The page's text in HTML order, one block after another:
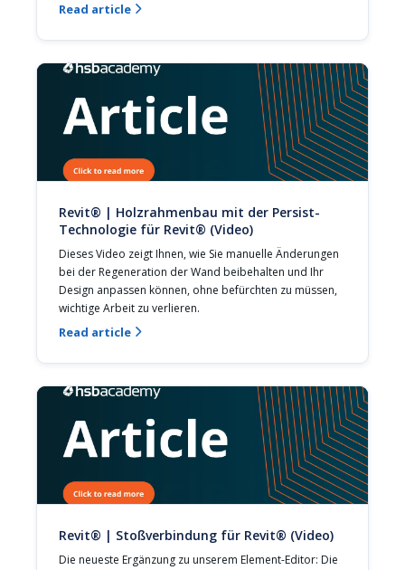
Read article 
Revit® | Holzrahmenbau mit der Persist-
Technologie für Revit® (Video)
Dieses Video zeigt Ihnen, wie Sie manuelle Änderungen
bei der Regeneration der Wand beibehalten und Ihr
Design anpassen können, ohne befürchten zu müssen,
wichtige Arbeit zu verlieren.
Read article 
Revit® | Stoßverbindung für Revit® (Video)
Die neueste Ergänzung zu unserem Element-Editor: Die